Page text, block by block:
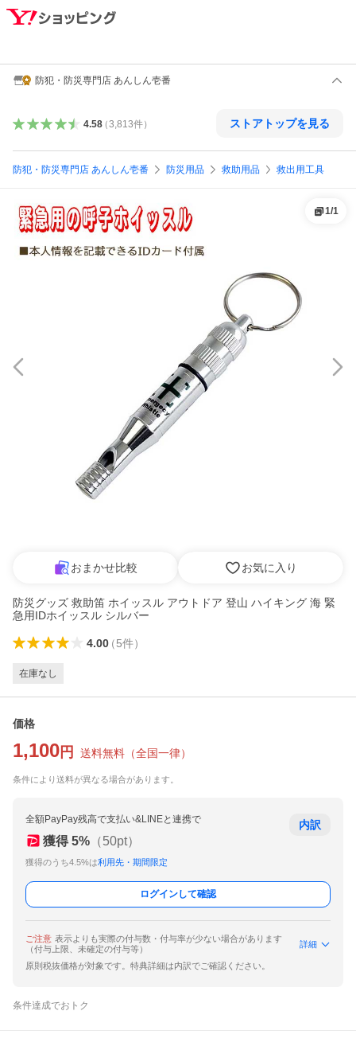
防犯・防災専門店 あんしん壱番
4.58（3,813件） ストアトップを見る
防犯・防災専門店 あんしん壱番 防災用品 救助用品 救出用工具
1/1
おまかせ比較 お気に入り
防災グッズ 救助笛 ホイッスル アウトドア 登山 ハイキング 海 緊
急用IDホイッスル シルバー
4.00（5件）
在庫なし
価格
1,100 円 送料無料 （全国一律）
条件により送料が異なる場合があります。
全額PayPay残高で支払い&LINEと連携で
獲得 5% （50pt）
獲得のうち4.5%は利用先・期間限定
内訳
ログインして確認
ご注意 表示よりも実際の付与数・付与率が少ない場合があります
（付与上限、未確定の付与等）
詳細
原則税抜価格が対象です。特典詳細は内訳でご確認ください。
条件達成でおトク